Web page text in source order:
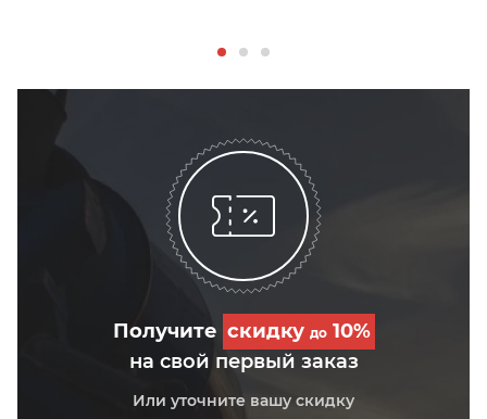
Получите скидку до10%
на свой первый заказ
Или уточните вашу скидку